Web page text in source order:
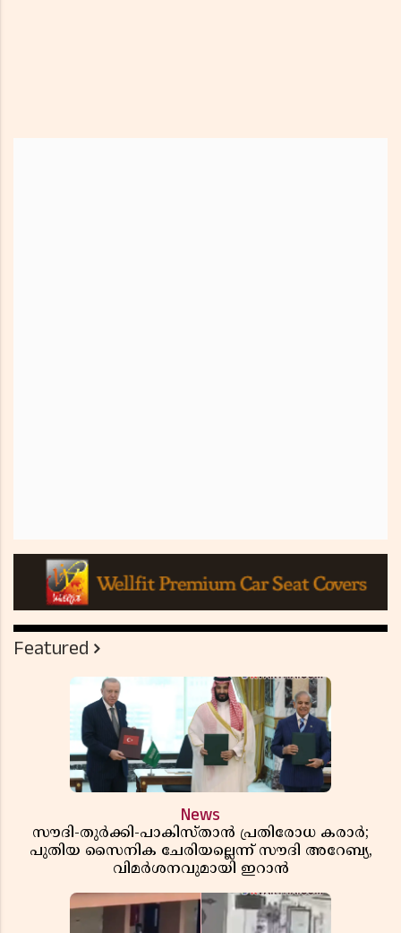
Featured
News
സൗദി-തുർക്കി-പാകിസ്താൻ പ്രതിരോധ കരാർ;
പുതിയ സൈനിക ചേരിയല്ലെന്ന് സൗദി അറേബ്യ,
വിമർശനവുമായി ഇറാൻ